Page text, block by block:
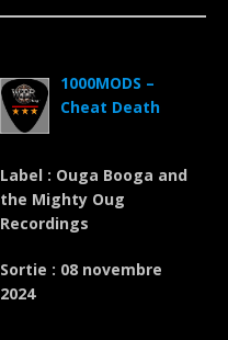
1000MODS –
Cheat Death
Label : Ouga Booga and
the Mighty Oug
Recordings
Sortie : 08 novembre
2024